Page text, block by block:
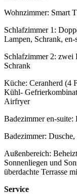
Wohnzimmer: Smart
Schlafzimmer 1:
Lampen, Schrank,
Schlafzimmer 2: zwei
Schrank
Küche: Ceranherd (4
Kühl-
Airfryer
Badezimmer en-
Badezimmer:
Außenbereich:
Sonnenliegen und
überdachte Terrasse
Service